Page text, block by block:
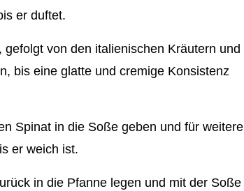
er duftet.
von den italienischen Kräutern und
bis eine glatte und cremige Konsistenz
Spinat in die Soße geben und für weitere
er weich ist.
in die Pfanne legen und mit der Soße